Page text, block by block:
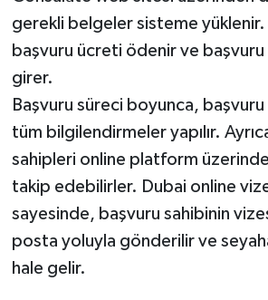
gerekli belgeler sisteme yüklenir.
başvuru ücreti ödenir ve
girer.
Başvuru süreci boyunca,
tüm bilgilendirmeler yapılır.
sahipleri online platform
takip edebilirler. Dubai online
sayesinde, başvuru sahibinin
posta yoluyla gönderilir ve
hale gelir.